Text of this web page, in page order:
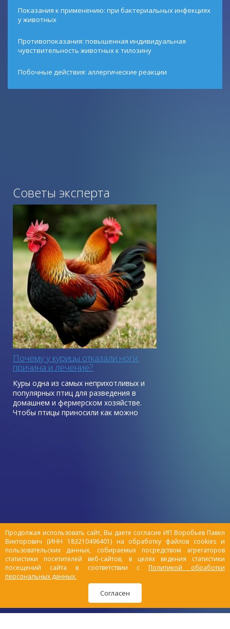
Продолжая использовать сайт, Вы даете согласие ИП Воробьев Павел
Викторович (ИНН 183210496401) на обработку файлов cookies и
пользовательских данных, собираемых посредством агрегаторов
статистики посетителей веб-сайтов, в целях ведения статистики
посещений сайта в соответствии с Политикой обработки
персональных данных.
Согласен
Показания к применению: при бактериальных инфекциях
у животных
Противопоказания: повышенная индивидуальная
чувствительность животных к тилозину
Побочные действия: аллергические реакции
Советы эксперта
Почему у курицы отказали ноги:
причина и лечение?
Куры одна из самых неприхотливых и
популярных птиц для разведения в
домашнем и фермерском хозяйстве.
Чтобы птицы приносили как можно